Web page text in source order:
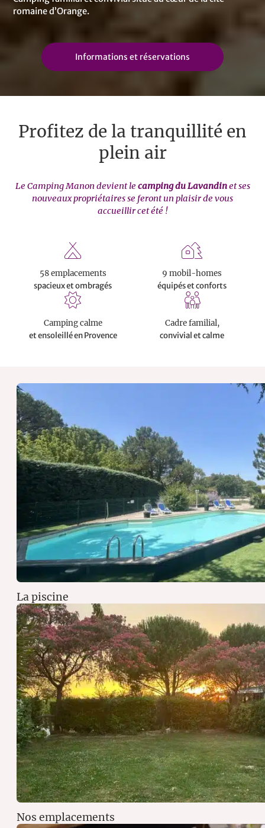
romaine d’Orange.
Informations et réservations
Profitez de la tranquillité en
plein air
Le Camping Manon devient le camping du Lavandinet ses
nouveaux propriétaires se feront un plaisir de vous
accueillir cet été !
58 emplacements
spacieux et ombragés
9 mobil-homes
équipés et conforts
Camping calme
et ensoleillé en Provence
Cadre familial,
convivial et calme
La piscine
Nos emplacements